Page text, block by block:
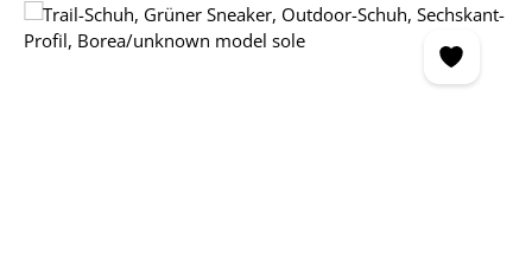
Bildergalerie überspringen